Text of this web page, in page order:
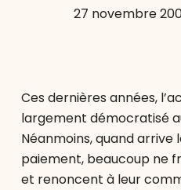
27 novembre
Ces dernières années,
largement démocratisé
Néanmoins, quand
paiement, beaucoup ne
et renoncent à leur